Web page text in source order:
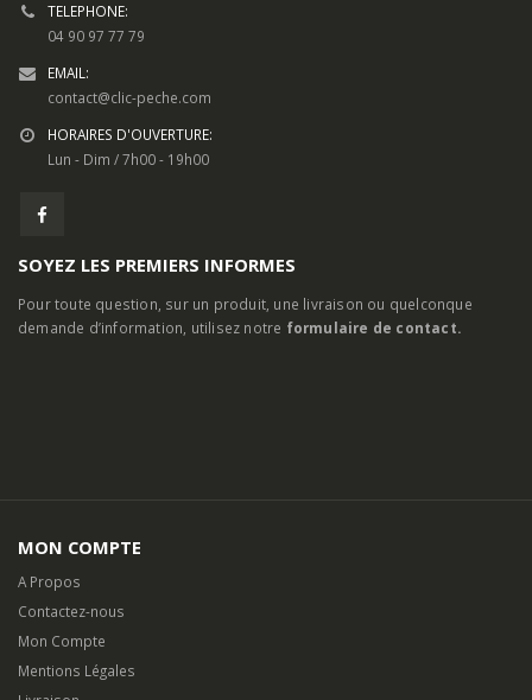
TELEPHONE:
04 90 97 77 79
EMAIL:
contact@clic-peche.com
HORAIRES D'OUVERTURE:
Lun - Dim / 7h00 - 19h00
SOYEZ LES PREMIERS INFORMES
Pour toute question, sur un produit, une livraison ou quelconque
demande d’information, utilisez notre formulaire de contact.
MON COMPTE
A Propos
Contactez-nous
Mon Compte
Mentions Légales